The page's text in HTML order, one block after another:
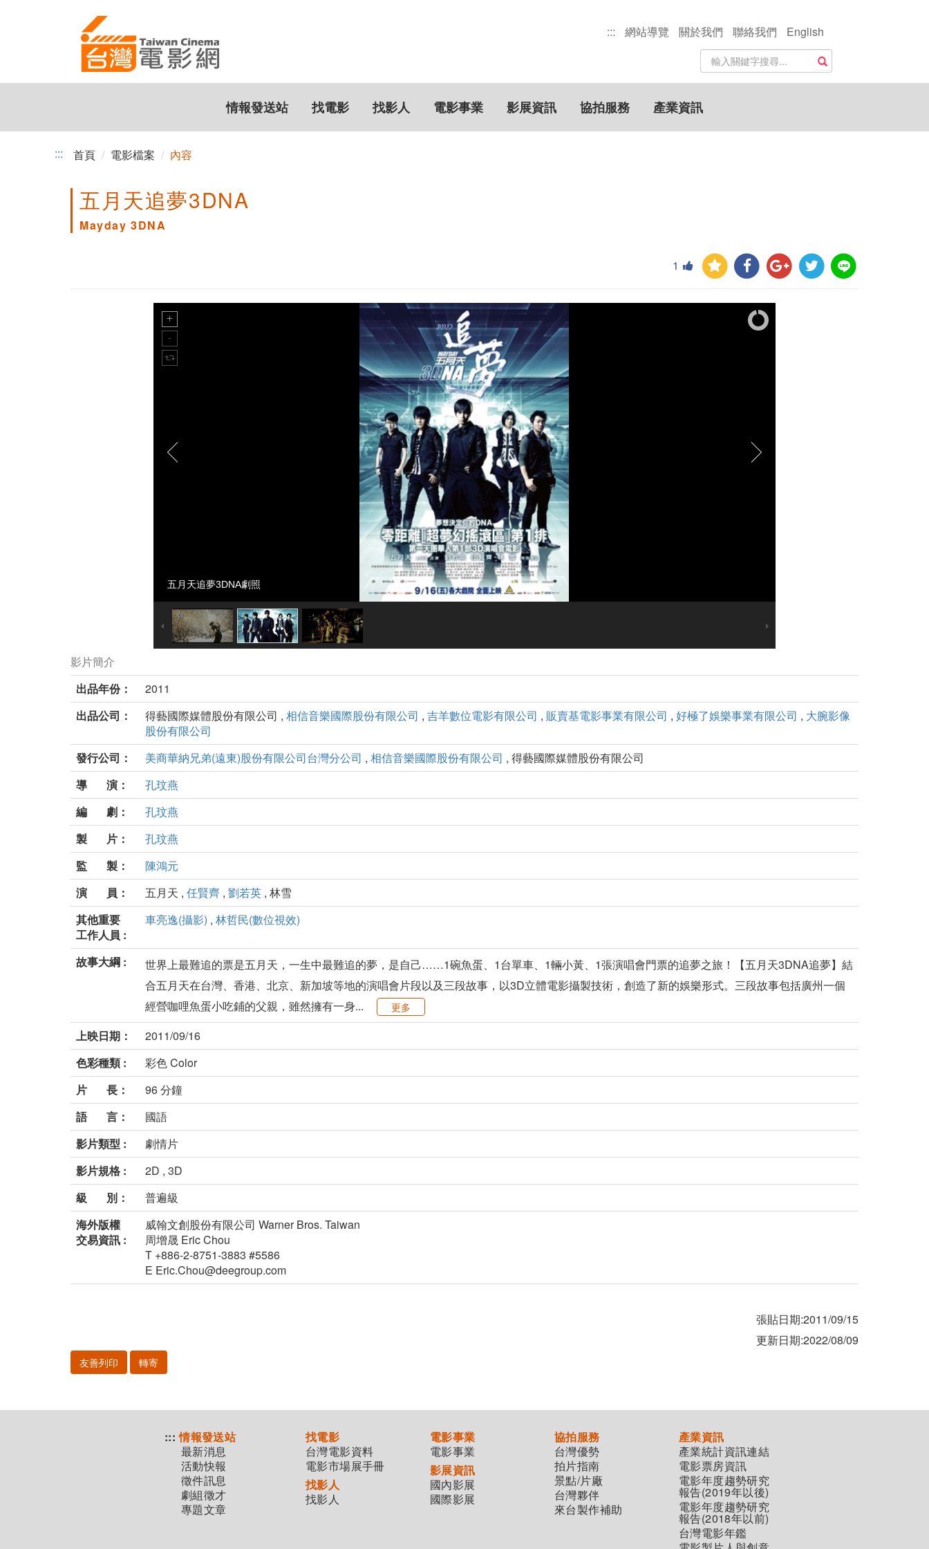
::: 網站導覽 關於我們 聯絡我們
English
站
內
搜
尋
關
鍵
搜尋
情報發送站 找電影 找影人 電影事業 影展資訊 協拍服務 產業資訊
::: 首頁 電影檔案 內容
五月天追夢3DNA
Mayday 3DNA
1
五月天追夢3DNA劇照
影片簡介
出品年份：
2011
出品公司：
得藝國際媒體股份有限公司 , 相信音樂國際股份有限公司 , 吉羊數位電影有限公司 , 販賣基電影事業有限公司 , 好極了娛樂事業有限公司 , 大腕影像
股份有限公司
發行公司：
美商華納兄弟(遠東)股份有限公司台灣分公司 , 相信音樂國際股份有限公司 , 得藝國際媒體股份有限公司
導 演：
孔玟燕
編 劇：
孔玟燕
製 片：
孔玟燕
監 製：
陳鴻元
演 員：
五月天 , 任賢齊 , 劉若英 , 林雪
其他重要
工作人員 :
車亮逸(攝影) , 林哲民(數位視效)
故事大綱 :
世界上最難追的票是五月天，一生中最難追的夢，是自己……1碗魚蛋、1台單車、1輛小黃、1張演唱會門票的追夢之旅！【五月天3DNA追夢】結
合五月天在台灣、香港、北京、新加坡等地的演唱會片段以及三段故事，以3D立體電影攝製技術，創造了新的娛樂形式。三段故事包括廣州一個
經營咖哩魚蛋小吃鋪的父親，雖然擁有一身...
更多
上映日期：
2011/09/16
色彩種類 :
彩色 Color
片 長：
96 分鐘
語 言：
國語
影片類型 :
劇情片
影片規格 :
2D , 3D
級 別：
普遍級
海外版權
交易資訊 :
威翰文創股份有限公司 Warner Bros. Taiwan
周增晟 Eric Chou
T +886-2-8751-3883 #5586
E Eric.Chou@deegroup.com
張貼日期:2011/09/15
更新日期:2022/08/09
友善列印 轉寄
::: 情報發送站
最新消息
活動快報
徵件訊息
劇組徵才
專題文章
找電影
台灣電影資料
電影市場展手冊
找影人
找影人
電影事業
電影事業
影展資訊
國內影展
國際影展
協拍服務
台灣優勢
拍片指南
景點/片廠
台灣夥伴
來台製作補助
產業資訊
產業統計資訊連結
電影票房資訊
電影年度趨勢研究
報告(2019年以後)
電影年度趨勢研究
報告(2018年以前)
台灣電影年鑑